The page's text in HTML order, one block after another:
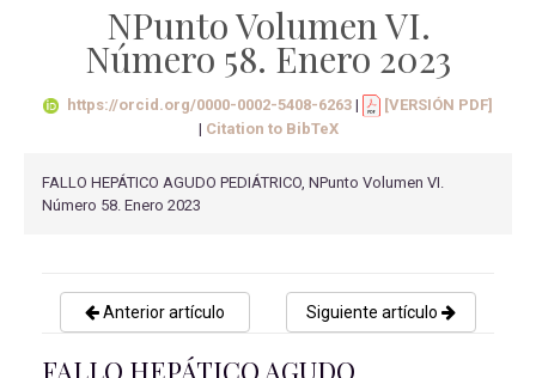
NPunto Volumen VI.
Número 58. Enero 2023
https://orcid.org/0000-0002-5408-6263|
[VERSIÓN PDF]
| Citation to BibTeX
FALLO HEPÁTICO AGUDO PEDIÁTRICO, NPunto Volumen VI.
Número 58. Enero 2023
Anterior artículo Siguiente artículo
FALLO HEPÁTICO AGUDO